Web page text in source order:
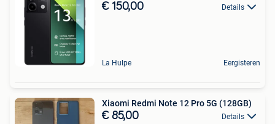
€ 150,00 Details
La Hulpe Eergisteren
Xiaomi Redmi Note 12 Pro 5G (128GB)
€ 85,00 Details